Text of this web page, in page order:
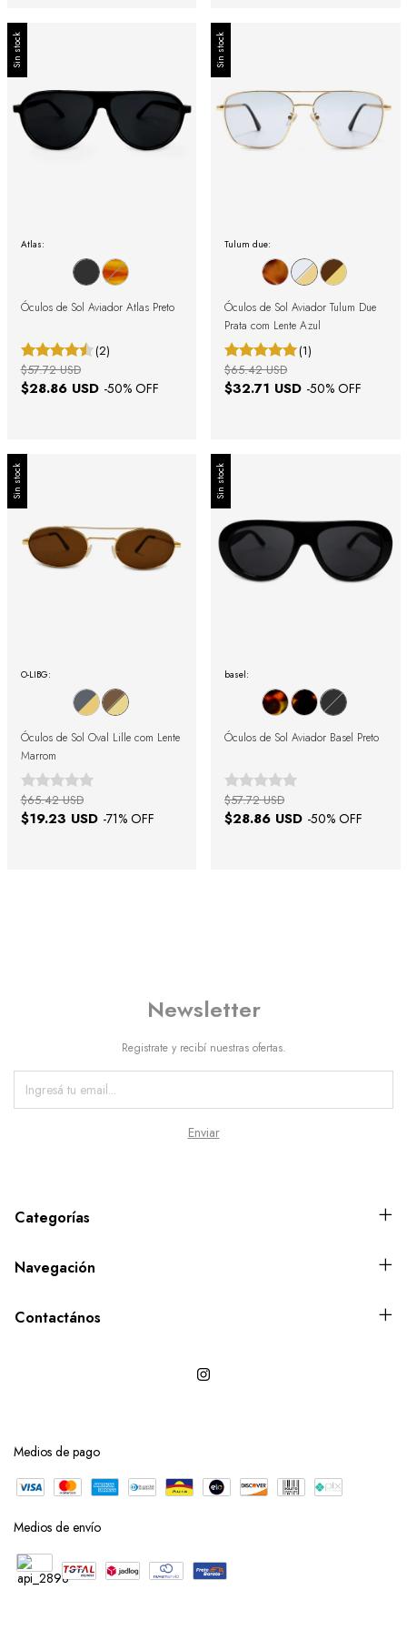
Sin stock
Atlas:
Óculos de Sol Aviador Atlas Preto
(2)
$28.86 USD -50% OFF
$57.72 USD
Sin stock
Tulum due:
Óculos de Sol Aviador Tulum Due
Prata com Lente Azul
(1)
$32.71 USD -50% OFF
$65.42 USD
Sin stock
O-LIBG:
Óculos de Sol Oval Lille com Lente
Marrom
$19.23 USD -71% OFF
$65.42 USD
Sin stock
basel:
Óculos de Sol Aviador Basel Preto
$28.86 USD -50% OFF
$57.72 USD
Newsletter
Registrate y recibí nuestras ofertas.
Categorías
Navegación
Contactános
Medios de pago
Medios de envío